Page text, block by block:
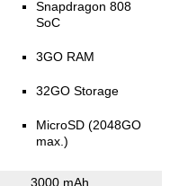
Snapdragon 808
SoC
3GO RAM
32GO Storage
MicroSD (2048GO
max.)
3000 mAh